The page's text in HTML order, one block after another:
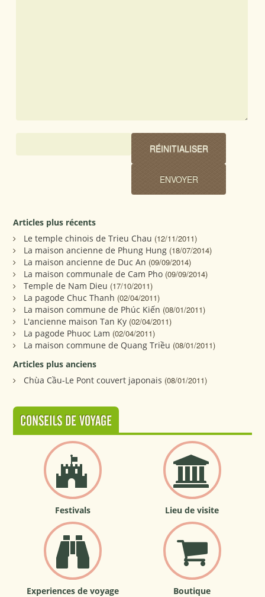
Articles plus récents
Le temple chinois de Trieu Chau (12/11/2011)
La maison ancienne de Phung Hung (18/07/2014)
La maison ancienne de Duc An (09/09/2014)
La maison communale de Cam Pho (09/09/2014)
Temple de Nam Dieu (17/10/2011)
La pagode Chuc Thanh (02/04/2011)
La maison commune de Phúc Kiến (08/01/2011)
L'ancienne maison Tan Ky (02/04/2011)
La pagode Phuoc Lam (02/04/2011)
La maison commune de Quang Triều (08/01/2011)
Articles plus anciens
Chùa Cầu-Le Pont couvert japonais (08/01/2011)
CONSEILS DE VOYAGE
Festivals Lieu de visite
Experiences de voyage Boutique